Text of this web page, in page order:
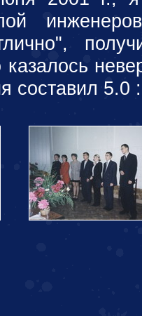
казалось
составил 5.0